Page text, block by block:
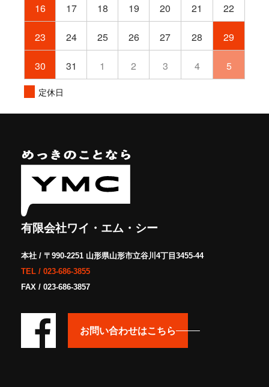
16 17 18 19 20 21 22
23 24 25 26 27 28 29
30 31 1 2 3 4 5
定休日
有限会社ワイ・エム・シー
本社 / 〒990-2251 山形県山形市立谷川4丁目3455-44
TEL / 023-686-3855
FAX / 023-686-3857
お問い合わせはこちら